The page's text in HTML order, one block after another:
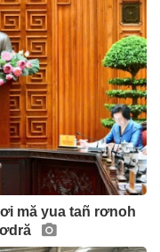
mă yua tañ rơnoh